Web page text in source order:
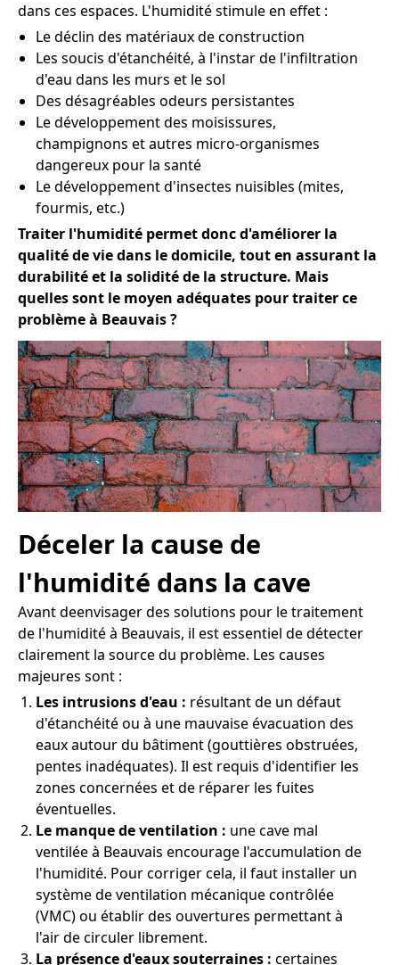
dans ces espaces. L'humidité stimule en effet :
Le déclin des matériaux de construction
Les soucis d'étanchéité, à l'instar de l'infiltration
d'eau dans les murs et le sol
Des désagréables odeurs persistantes
Le développement des moisissures,
champignons et autres micro-organismes
dangereux pour la santé
Le développement d'insectes nuisibles (mites,
fourmis, etc.)
Traiter l'humidité permet donc d'améliorer la
qualité de vie dans le domicile, tout en assurant la
durabilité et la solidité de la structure. Mais
quelles sont le moyen adéquates pour traiter ce
problème à Beauvais ?
Déceler la cause de
l'humidité dans la cave
Avant deenvisager des solutions pour le traitement
de l'humidité à Beauvais, il est essentiel de détecter
clairement la source du problème. Les causes
majeures sont :
Les intrusions d'eau : résultant de un défaut
d'étanchéité ou à une mauvaise évacuation des
eaux autour du bâtiment (gouttières obstruées,
pentes inadéquates). Il est requis d'identifier les
zones concernées et de réparer les fuites
éventuelles.
Le manque de ventilation : une cave mal
ventilée à Beauvais encourage l'accumulation de
l'humidité. Pour corriger cela, il faut installer un
système de ventilation mécanique contrôlée
(VMC) ou établir des ouvertures permettant à
l'air de circuler librement.
La présence d'eaux souterraines : certaines